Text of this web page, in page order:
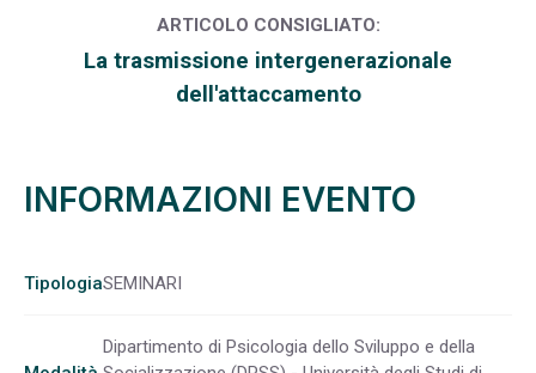
ARTICOLO CONSIGLIATO:
La trasmissione intergenerazionale
dell'attaccamento
INFORMAZIONI EVENTO
TipologiaSEMINARI
Dipartimento di Psicologia dello Sviluppo e della